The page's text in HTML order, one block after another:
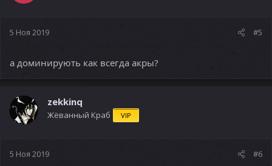
5 Ноя 2019 #5
а доминирують как всегда акры?
zekkinq
Жёванный Краб VIP
5 Ноя 2019 #6